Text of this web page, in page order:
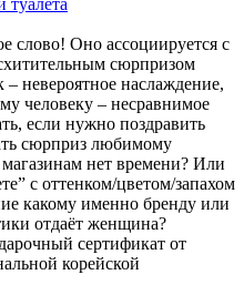
туалета
слово! Оно ассоциируется с
сюрпризом
невероятное наслаждение,
человеку – несравнимое
если нужно поздравить
сюрприз любимому
нет времени? Или
с оттенком/цветом/запахом
какому именно бренду или
отдаёт женщина?
сертификат от
корейской